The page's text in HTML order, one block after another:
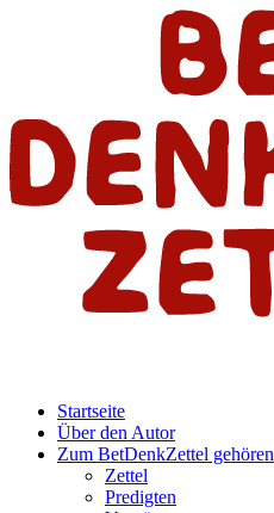
Startseite
Über den Autor
Zum BetDenkZettel gehören
Zettel
Predigten